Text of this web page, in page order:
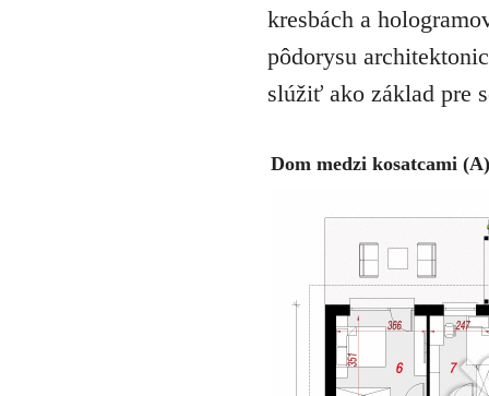
kresbách a
pôdorysu
slúžiť ako základ pre
Dom medzi kosatcami